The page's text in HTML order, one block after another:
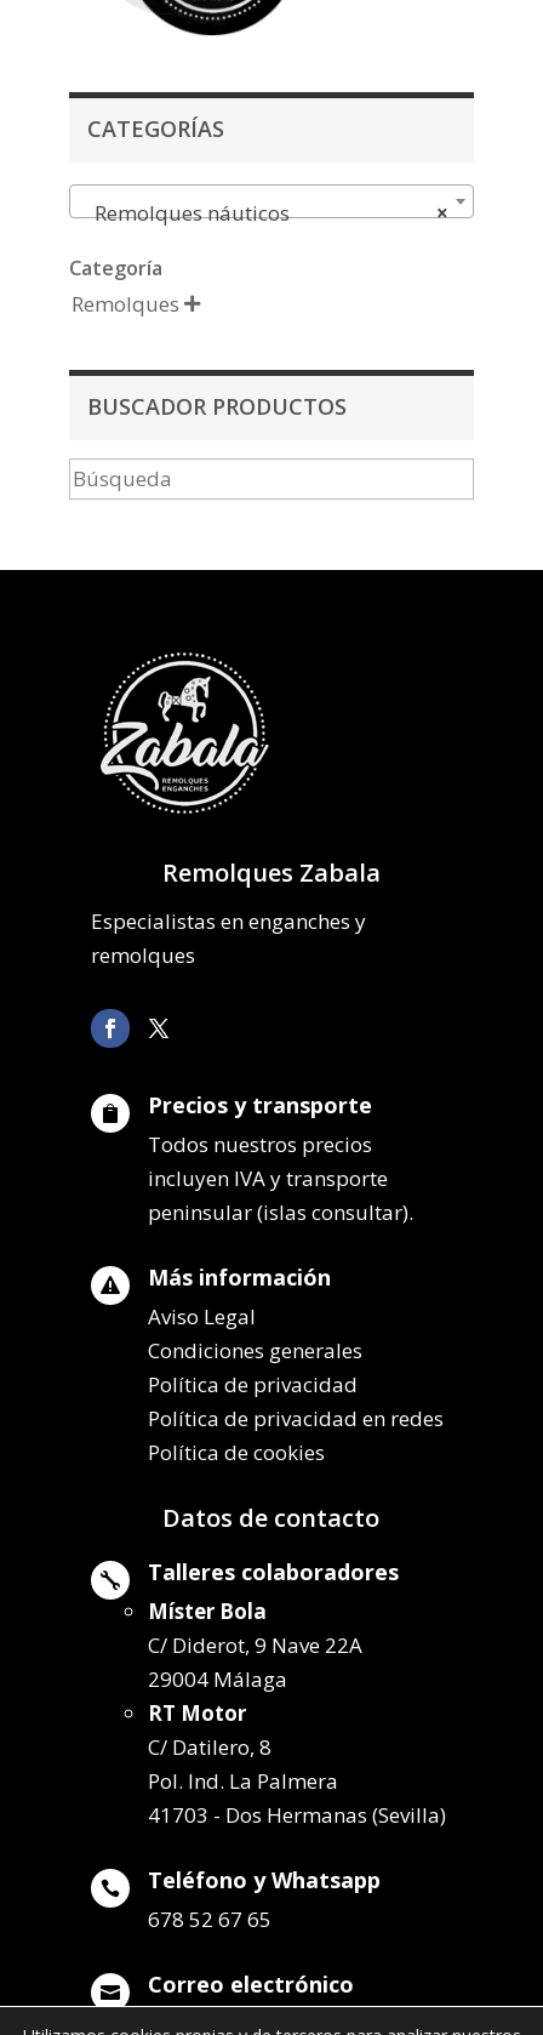
CATEGORÍAS
×
Remolques náuticos
Categoría
Remolques 
BUSCADOR PRODUCTOS
Remolques Zabala
Especialistas en enganches y
remolques
 Precios y transporte
Todos nuestros precios
incluyen IVA y transporte
peninsular (islas consultar).
 Más información
Aviso Legal
Condiciones generales
Política de privacidad
Política de privacidad en redes
Política de cookies
Datos de contacto
 Talleres colaboradores
Míster Bola
C/ Diderot, 9 Nave 22A
29004 Málaga
RT Motor
C/ Datilero, 8
Pol. Ind. La Palmera
41703 - Dos Hermanas (Sevilla)
 Teléfono y Whatsapp
678 52 67 65
 Correo electrónico
info@remolqueszabala.com